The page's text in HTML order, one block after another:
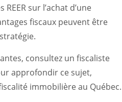
sur l’achat d’une
fiscaux peuvent être
consultez un fiscaliste
approfondir ce sujet,
immobilière au Québec.